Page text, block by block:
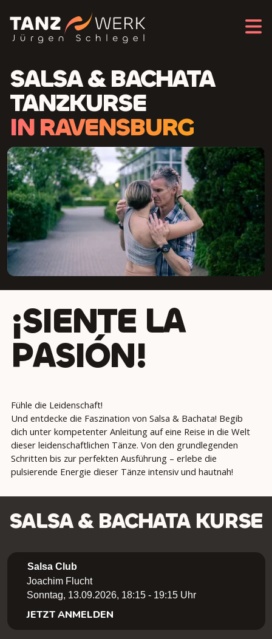
SALSA & BACHATA
TANZKURSE
IN RAVENSBURG
¡SIENTE LA
PASIÓN!
Fühle die Leidenschaft!
Und entdecke die Faszination von Salsa & Bachata! Begib
dich unter kompetenter Anleitung auf eine Reise in die Welt
dieser leidenschaftlichen Tänze. Von den grundlegenden
Schritten bis zur perfekten Ausführung – erlebe die
pulsierende Energie dieser Tänze intensiv und hautnah!
SALSA & BACHATA KURSE